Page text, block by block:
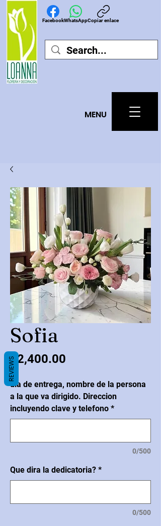
MENU
FacebookWhatsAppCopiar enlace
Sofia
$2,400.00
dia de entrega, nombre de la persona
a la que va dirigido. Direccion
incluyendo clave y telefono *
0/500
Que dira la dedicatoria? *
0/500
REVIEWS